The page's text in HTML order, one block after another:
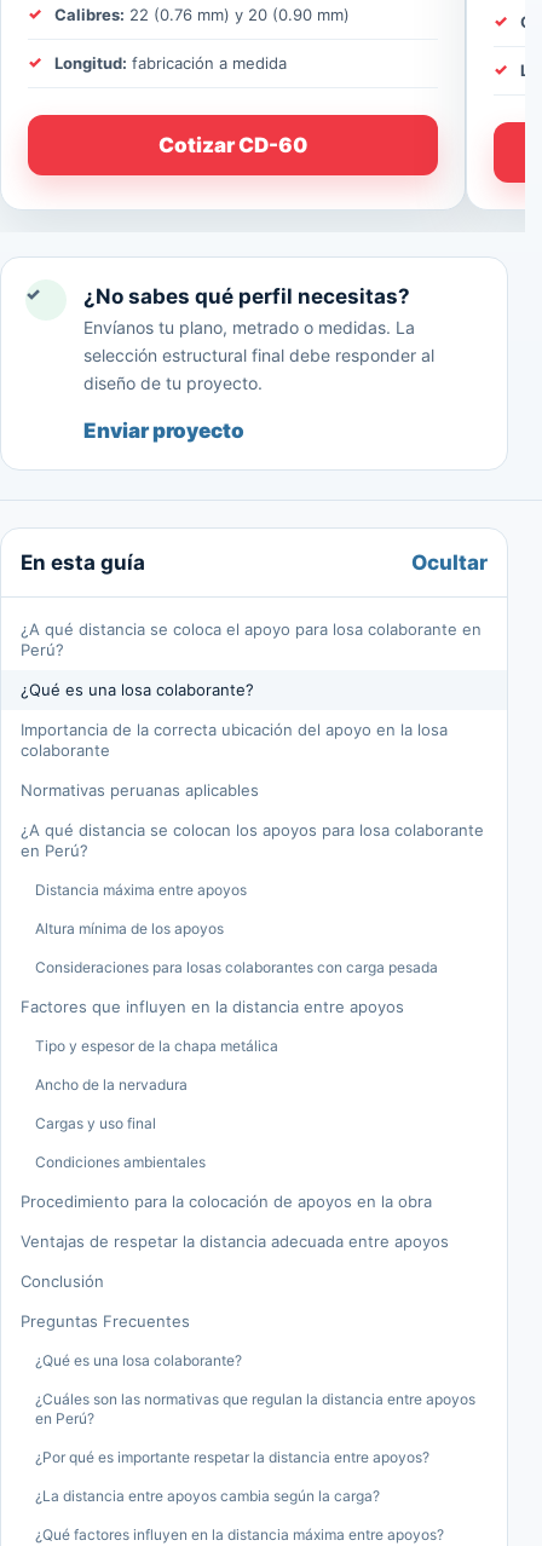
Calibres: 22 (0.76 mm) y 20 (0.90 mm)
Longitud: fabricación a medida
Cotizar CD-60
✓ ¿No sabes qué perfil necesitas?
Envíanos tu plano, metrado o medidas. La
selección estructural final debe responder al
diseño de tu proyecto.
Enviar proyecto
En esta guía Ocultar
¿A qué distancia se coloca el apoyo para losa colaborante en
Perú?
¿Qué es una losa colaborante?
Importancia de la correcta ubicación del apoyo en la losa
colaborante
Normativas peruanas aplicables
¿A qué distancia se colocan los apoyos para losa colaborante
en Perú?
Distancia máxima entre apoyos
Altura mínima de los apoyos
Consideraciones para losas colaborantes con carga pesada
Factores que influyen en la distancia entre apoyos
Tipo y espesor de la chapa metálica
Ancho de la nervadura
Cargas y uso final
Condiciones ambientales
Procedimiento para la colocación de apoyos en la obra
Ventajas de respetar la distancia adecuada entre apoyos
Conclusión
Preguntas Frecuentes
¿Qué es una losa colaborante?
¿Cuáles son las normativas que regulan la distancia entre apoyos
en Perú?
¿Por qué es importante respetar la distancia entre apoyos?
¿La distancia entre apoyos cambia según la carga?
¿Qué factores influyen en la distancia máxima entre apoyos?